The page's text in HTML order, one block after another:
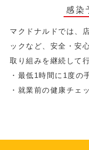
感染
マクドナルドでは、
ックなど、安全・安
取り組みを継続して
・最低1時間に1度の
・就業前の健康チ